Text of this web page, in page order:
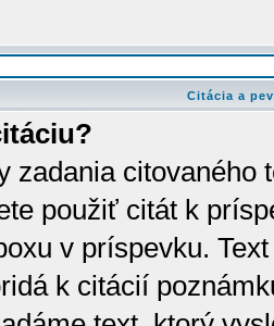
Citácia a
zadania
použiť citát k
v príspevku.
k citácií